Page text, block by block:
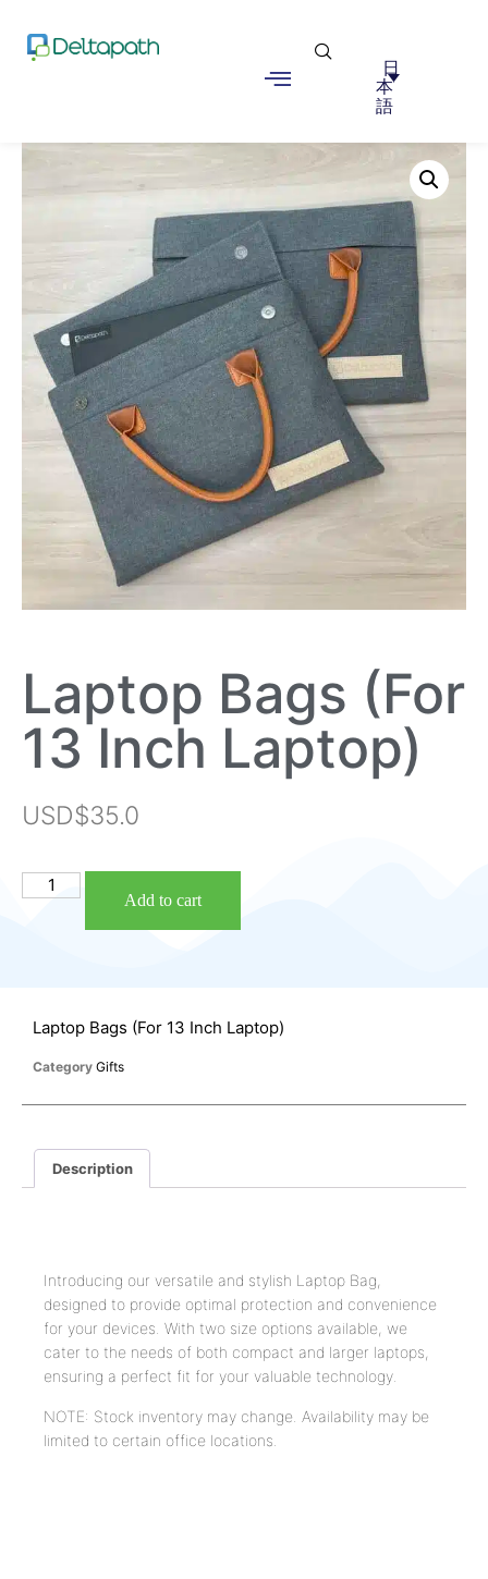
日
本
語
Laptop Bags (For
13 Inch Laptop)
USD$35.0
Add to cart
Laptop Bags (For 13 Inch Laptop)
Category Gifts
Description
Introducing our versatile and stylish Laptop Bag,
designed to provide optimal protection and convenience
for your devices. With two size options available, we
cater to the needs of both compact and larger laptops,
ensuring a perfect fit for your valuable technology.
NOTE: Stock inventory may change. Availability may be
limited to certain office locations.